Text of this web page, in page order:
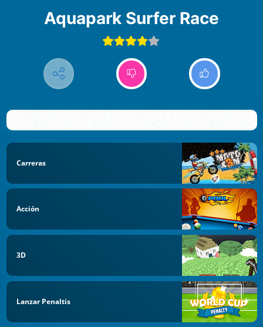
Aquapark Surfer Race
Carreras
Acción
3D
Lanzar Penaltis